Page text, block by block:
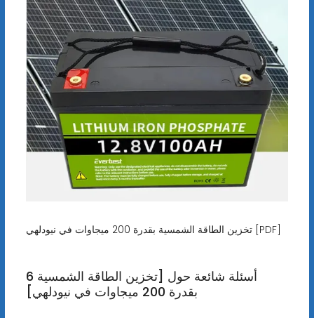
تخزين الطاقة الشمسية بقدرة 200 ميجاوات في نيودلهي [PDF]
6 أسئلة شائعة حول [تخزين الطاقة الشمسية
بقدرة 200 ميجاوات في نيودلهي]